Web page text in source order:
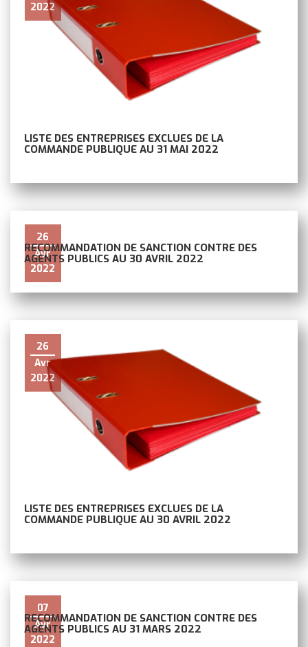
2022
LISTE DES ENTREPRISES EXCLUES DE LA
COMMANDE PUBLIQUE AU 31 MAI 2022
26
Avr
2022
RECOMMANDATION DE SANCTION CONTRE DES
AGENTS PUBLICS AU 30 AVRIL 2022
26
Avr
2022
LISTE DES ENTREPRISES EXCLUES DE LA
COMMANDE PUBLIQUE AU 30 AVRIL 2022
07
Avr
2022
RECOMMANDATION DE SANCTION CONTRE DES
AGENTS PUBLICS AU 31 MARS 2022